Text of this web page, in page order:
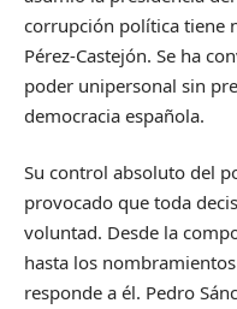
corrupción política tiene
Pérez-Castejón. Se ha
poder unipersonal sin
democracia española.
Su control absoluto del
provocado que toda
voluntad. Desde la
hasta los
responde a él. Pedro